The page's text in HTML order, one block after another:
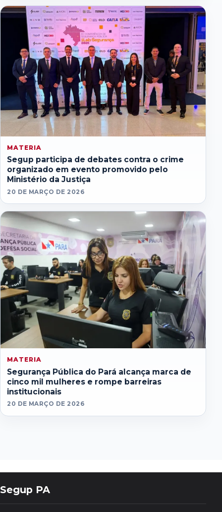
MATERIA
Segup participa de debates contra o crime
organizado em evento promovido pelo
Ministério da Justiça
20 DE MARÇO DE 2026
MATERIA
Segurança Pública do Pará alcança marca de
cinco mil mulheres e rompe barreiras
institucionais
20 DE MARÇO DE 2026
Segup PA